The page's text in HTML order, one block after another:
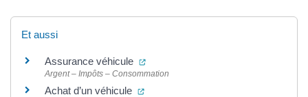
Et aussi
Assurance véhicule (ouverture dans un nouvel onglet)
Argent – Impôts – Consommation
Achat d’un véhicule (ouverture dans un nouvel onglet)